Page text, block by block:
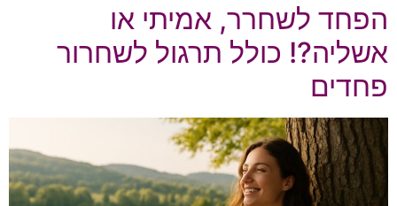
הפחד לשחרר, אמיתי או
אשליה?! כולל תרגול לשחרור
פחדים